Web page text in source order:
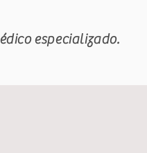
especializado.